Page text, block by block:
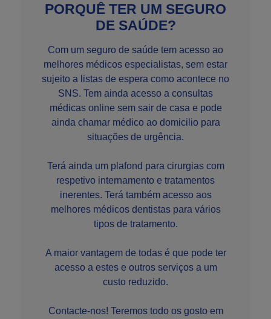
PORQUÊ TER UM SEGURO
DE SAÚDE?
Com um seguro de saúde tem acesso ao
melhores médicos especialistas, sem estar
sujeito a listas de espera como acontece no
SNS. Tem ainda acesso a consultas
médicas online sem sair de casa e pode
ainda chamar médico ao domicilio para
situações de urgência.
Terá ainda um plafond para cirurgias com
respetivo internamento e tratamentos
inerentes. Terá também acesso aos
melhores médicos dentistas para vários
tipos de tratamento.
A maior vantagem de todas é que pode ter
acesso a estes e outros serviços a um
custo reduzido.
Contacte-nos! Teremos todo os gosto em